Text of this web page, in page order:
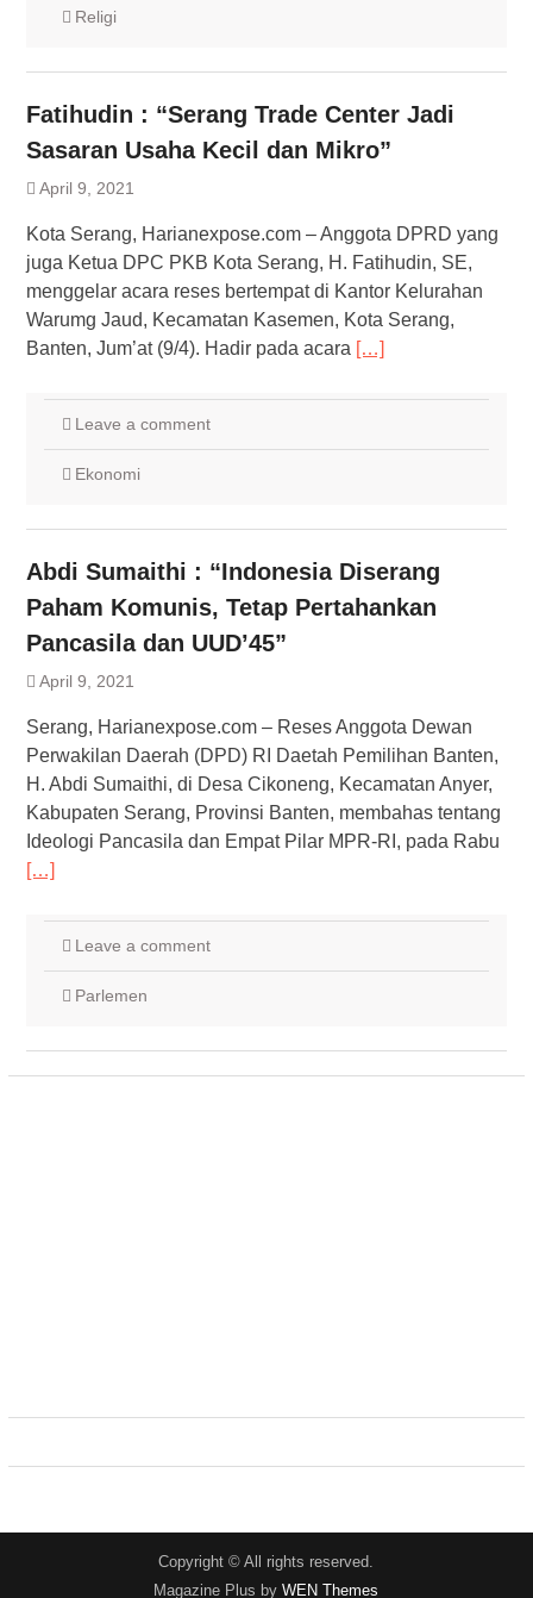
Religi
Fatihudin : “Serang Trade Center Jadi
Sasaran Usaha Kecil dan Mikro”
April 9, 2021
Kota Serang, Harianexpose.com – Anggota DPRD yang
juga Ketua DPC PKB Kota Serang, H. Fatihudin, SE,
menggelar acara reses bertempat di Kantor Kelurahan
Warumg Jaud, Kecamatan Kasemen, Kota Serang,
Banten, Jum’at (9/4). Hadir pada acara […]
Leave a comment
Ekonomi
Abdi Sumaithi : “Indonesia Diserang
Paham Komunis, Tetap Pertahankan
Pancasila dan UUD’45”
April 9, 2021
Serang, Harianexpose.com – Reses Anggota Dewan
Perwakilan Daerah (DPD) RI Daetah Pemilihan Banten,
H. Abdi Sumaithi, di Desa Cikoneng, Kecamatan Anyer,
Kabupaten Serang, Provinsi Banten, membahas tentang
Ideologi Pancasila dan Empat Pilar MPR-RI, pada Rabu
[…]
Leave a comment
Parlemen
Copyright © All rights reserved.
Magazine Plus byWEN Themes